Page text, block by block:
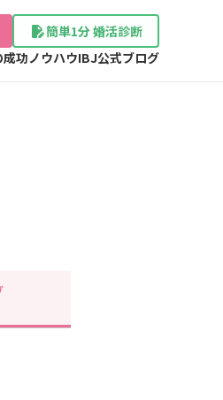
簡単1分 婚活診断
功ノウハウIBJ公式ブログ